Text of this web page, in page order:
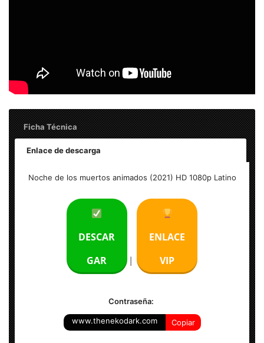
Ficha Técnica
Enlace de descarga
Noche de los muertos animados (2021) HD 1080p Latino
DESCAR
GAR
ENLACE
VIP
Contraseña:
www.thenekodark.com Copiar